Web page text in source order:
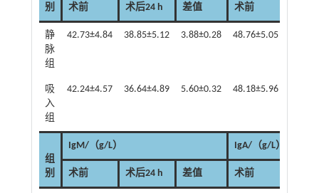
别
术前 术后24 h 差值 术前
静
脉
组
42.73±4.84 38.85±5.12 3.88±0.28 48.76±5.05
吸
入
组
42.24±4.57 36.64±4.89 5.60±0.32 48.18±5.96
组
别
IgM/（g/L） IgA/（g/L）
术前 术后24 h 差值 术前